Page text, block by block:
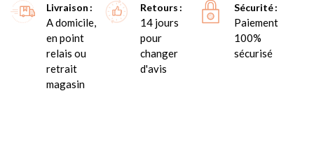
Livraison
A domicile,
en point
relais ou
retrait
magasin
Retours
14 jours
pour
changer
d'avis
Sécurité
Paiement
100%
sécurisé